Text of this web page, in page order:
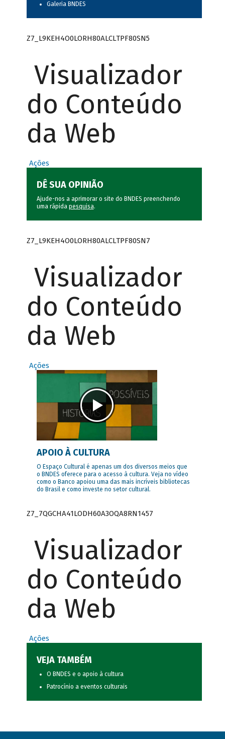
Galeria BNDES
Z7_L9KEH4O0LORH80ALCLTPF80SN5
Visualizador
do Conteúdo
da Web
Ações
DÊ SUA OPINIÃO
Ajude-nos a aprimorar o site do BNDES preenchendo
uma rápida pesquisa.
Z7_L9KEH4O0LORH80ALCLTPF80SN7
Visualizador
do Conteúdo
da Web
Ações
APOIO À CULTURA
O Espaço Cultural é apenas um dos diversos meios que
o BNDES oferece para o acesso à cultura. Veja no vídeo
como o Banco apoiou uma das mais incríveis bibliotecas
do Brasil e como investe no setor cultural.
Z7_7QGCHA41LODH60A3OQA8RN1457
Visualizador
do Conteúdo
da Web
Ações
VEJA TAMBÉM
O BNDES e o apoio à cultura
Patrocínio a eventos culturais